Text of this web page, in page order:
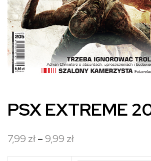
PSX EXTREME
7,99 zł–9,99 złZakres
cen: